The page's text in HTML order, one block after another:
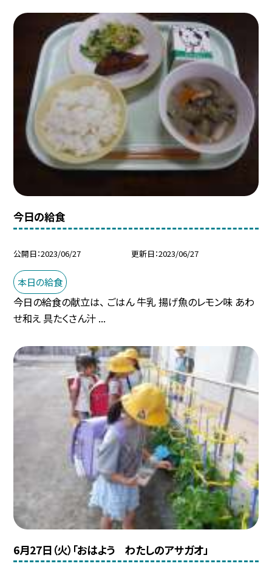
今日の給食
公開日 2023/06/27 更新日 2023/06/27
本日の給食
今日の給食の献立は、 ごはん 牛乳 揚げ魚のレモン味 あわ
せ和え 具たくさん汁 ...
6月27日（火）「おはよう わたしのアサガオ」